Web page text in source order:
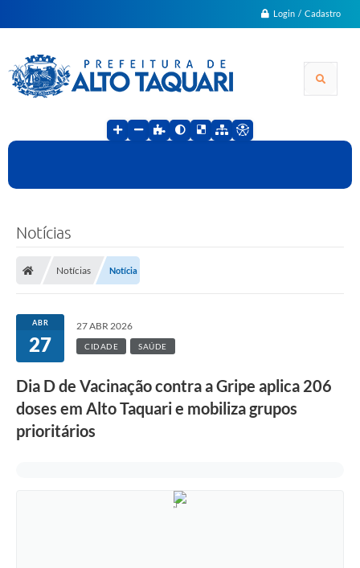
Login / Cadastro
Notícias
Notícias Notícia
ABR
27
27 ABR 2026
CIDADE SAÚDE
Dia D de Vacinação contra a Gripe aplica 206
doses em Alto Taquari e mobiliza grupos
prioritários